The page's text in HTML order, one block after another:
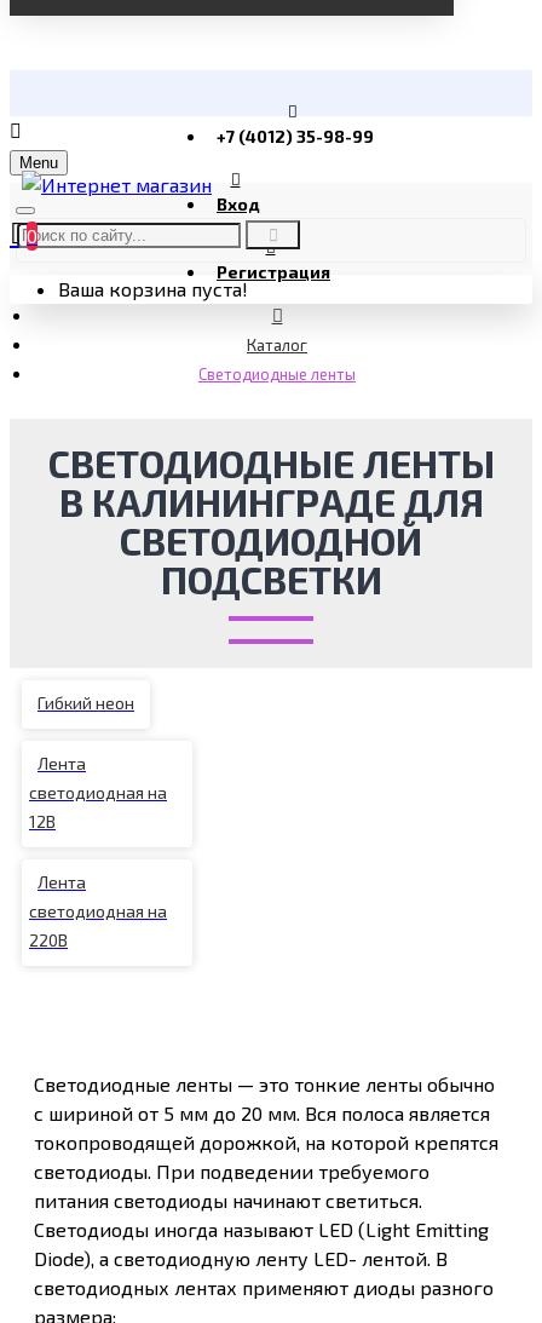
+7 (4012) 35-98-99
Вход
Регистрация
Menu
0
Ваша корзина пуста!
Каталог
Светодиодные ленты
СВЕТОДИОДНЫЕ ЛЕНТЫ
В КАЛИНИНГРАДЕ ДЛЯ
СВЕТОДИОДНОЙ
ПОДСВЕТКИ
Гибкий неон
Лента
светодиодная на
12В
Лента
светодиодная на
220В
Светодиодные ленты — это тонкие ленты обычно
с шириной от 5 мм до 20 мм. Вся полоса является
токопроводящей дорожкой, на которой крепятся
светодиоды. При подведении требуемого
питания светодиоды начинают светиться.
Светодиоды иногда называют LED (Light Emitting
Diode), а светодиодную ленту LED- лентой. В
светодиодных лентах применяют диоды разного
размера: